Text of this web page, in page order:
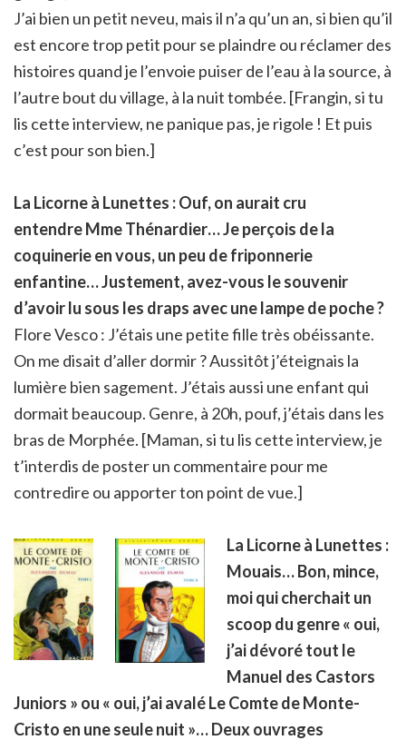
J’ai bien un petit neveu, mais il n’a qu’un an, si bien qu’il
est encore trop petit pour se plaindre ou réclamer des
histoires quand je l’envoie puiser de l’eau à la source, à
l’autre bout du village, à la nuit tombée. [Frangin, si tu
lis cette interview, ne panique pas, je rigole ! Et puis
c’est pour son bien.]
La Licorne à Lunettes : Ouf, on aurait cru
entendre Mme Thénardier… Je perçois de la
coquinerie en vous, un peu de friponnerie
enfantine… Justement, avez-vous le souvenir
d’avoir lu sous les draps avec une lampe de poche ?
Flore Vesco : J’étais une petite fille très obéissante.
On me disait d’aller dormir ? Aussitôt j’éteignais la
lumière bien sagement. J’étais aussi une enfant qui
dormait beaucoup. Genre, à 20h, pouf, j’étais dans les
bras de Morphée. [Maman, si tu lis cette interview, je
t’interdis de poster un commentaire pour me
contredire ou apporter ton point de vue.]
La Licorne à Lunettes :
Mouais… Bon, mince,
moi qui cherchait un
scoop du genre « oui,
j’ai dévoré tout le
Manuel des Castors
Juniors » ou « oui, j’ai avalé Le Comte de Monte-
Cristo en une seule nuit »… Deux ouvrages